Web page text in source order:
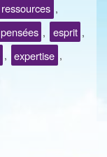
ressources ,
pensées , esprit ,
, expertise ,